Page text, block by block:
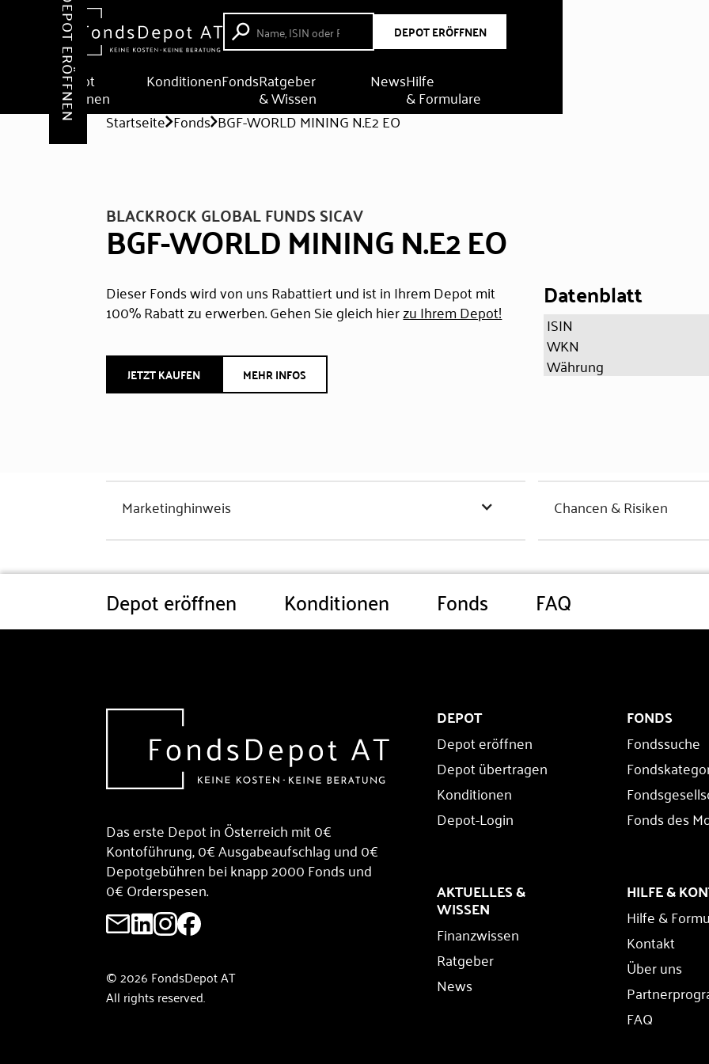
DEPOT ERÖFFNEN
Depot
eröffnen
KonditionenFondsRatgeber
& Wissen
NewsHilfe
& Formulare
DEPOT ERÖFFNEN Startseite Fonds BGF-WORLD MINING N.E2 EO
BLACKROCK GLOBAL FUNDS SICAV
BGF-WORLD MINING N.E2 EO
Dieser Fonds wird von uns Rabattiert und ist in Ihrem Depot mit
100% Rabatt zu erwerben. Gehen Sie gleich hierzu Ihrem Depot!
JETZT KAUFEN MEHR INFOS
Datenblatt
ISIN
WKN
Währung
Marketinghinweis Chancen & Risiken
Depot eröffnen Konditionen Fonds FAQ
Das erste Depot in Österreich mit 0€
Kontoführung, 0€ Ausgabeaufschlag und 0€
Depotgebühren bei knapp 2000 Fonds und
0€ Orderspesen.
© 2026 FondsDepot AT
All rights reserved.
DEPOT
Depot eröffnen
Depot übertragen
Konditionen
Depot-Login
FONDS
Fondssuche
Fonds des
AKTUELLES &
WISSEN
Finanzwissen
Ratgeber
News
HILFE &
Hilfe &
Kontakt
Über uns
FAQ